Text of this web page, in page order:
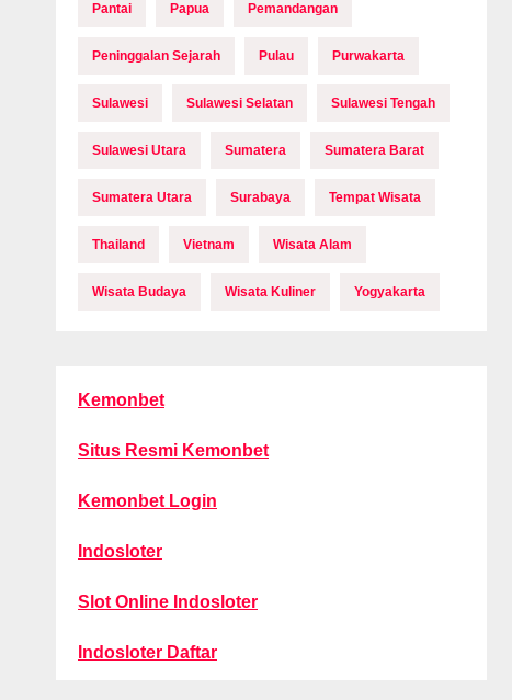
Pantai Papua Pemandangan
Peninggalan Sejarah Pulau Purwakarta
Sulawesi Sulawesi Selatan Sulawesi Tengah
Sulawesi Utara Sumatera Sumatera Barat
Sumatera Utara Surabaya Tempat Wisata
Thailand Vietnam Wisata Alam
Wisata Budaya Wisata Kuliner Yogyakarta
Kemonbet
Situs Resmi Kemonbet
Kemonbet Login
Indosloter
Slot Online Indosloter
Indosloter Daftar